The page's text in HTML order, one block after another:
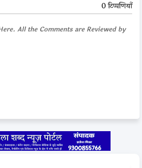
0 टिप्पणियाँ
All the Comments are Reviewed by